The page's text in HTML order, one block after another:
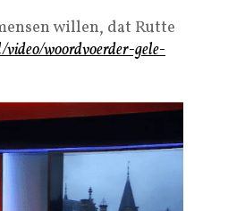
willen, dat Rutte
woordvoerder-gele-